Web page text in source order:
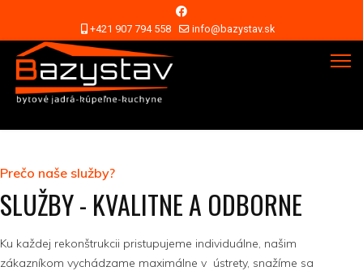
+421 907 794 558 info@bazystav.sk
Prečo naše služby?
SLUŽBY - KVALITNE A ODBORNE
Ku každej rekonštrukcii pristupujeme individuálne, našim
zákazníkom vychádzame maximálne v ústrety, snažíme sa